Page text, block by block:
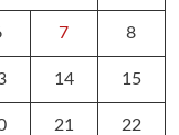
7 8
14 15
21 22